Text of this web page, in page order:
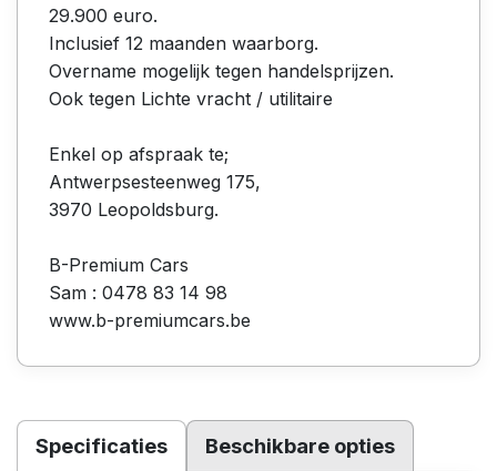
29.900 euro.
Inclusief 12 maanden waarborg.
Overname mogelijk tegen handelsprijzen.
Ook tegen Lichte vracht / utilitaire
Enkel op afspraak te;
Antwerpsesteenweg 175,
3970 Leopoldsburg.
B-Premium Cars
Sam : 0478 83 14 98
www.b-premiumcars.be
Specificaties Beschikbare opties